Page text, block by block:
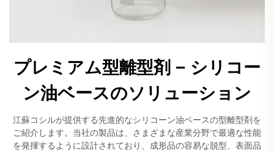
プレミアム型離型剤 – シリコー
ン油ベースのソリューション
江蘇コシルが提供する先進的なシリコーン油ベースの型離型剤を
ご紹介します。当社の製品は、さまざまな産業分野で最適な性能
を発揮するように設計されており、成形品の容易な脱型、表面品